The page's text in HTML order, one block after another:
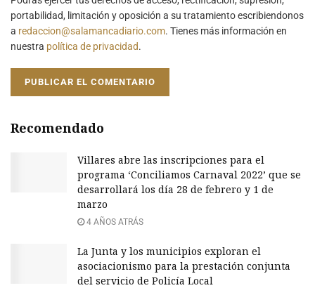
portabilidad, limitación y oposición a su tratamiento escribiendonos
a redaccion@salamancadiario.com. Tienes más información en
nuestra política de privacidad.
Recomendado
Villares abre las inscripciones para el
programa ‘Conciliamos Carnaval 2022’ que se
desarrollará los día 28 de febrero y 1 de
marzo
4 AÑOS ATRÁS
La Junta y los municipios exploran el
asociacionismo para la prestación conjunta
del servicio de Policía Local